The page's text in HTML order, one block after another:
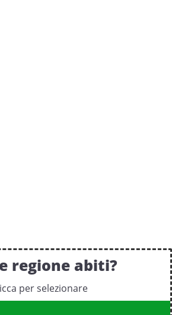
regione abiti?
per selezionare